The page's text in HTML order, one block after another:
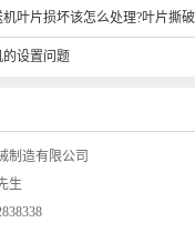
叶片损坏该怎么处理?叶片撕破
设置问题
制造有限公司
生